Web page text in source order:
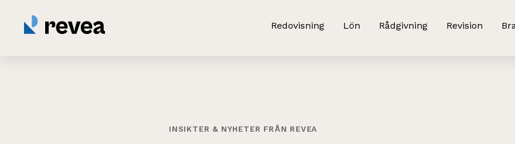
Redovisning Lön Rådgivning Revision
INSIKTER & NYHETER FRÅN REVEA